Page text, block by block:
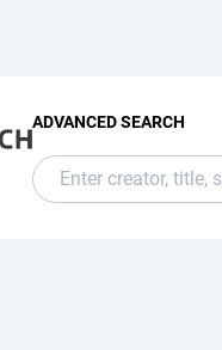
ADVANCED SEARCH